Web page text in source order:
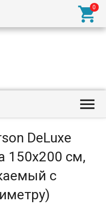


DeLuxe
150x200 см,
с